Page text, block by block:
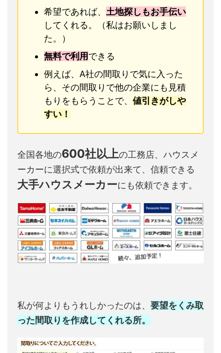
希望であれば、 土地探しもお手伝い
してくれる。（私はお願いしまし
た。）
無料で利用できる
例えば、A社の間取りで気に入った
ら、その間取りで他の企業にも見積
もりをもらうことで、 値引きがしや
すい！
全国各地の600社以上の工務店、ハウスメ
ーカーに選択式で依頼が出来て、信頼できる
大手ハウスメーカーにも依頼できます。
私が何よりもうれしかったのは、 要望をくみ取
った間取りを作成してくれる所。